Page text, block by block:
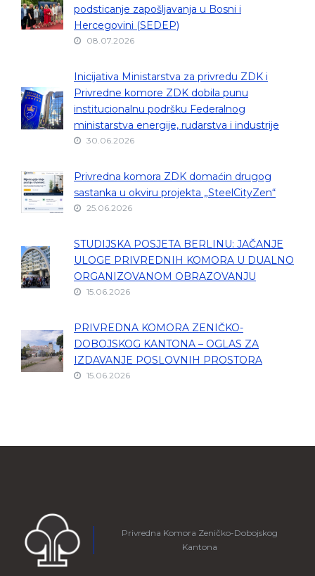
podsticanje zapošljavanja u Bosni i
Hercegovini (SEDEP)
08.07.2026
Inicijativa Ministarstva za privredu ZDK i
Privredne komore ZDK dobila punu
institucionalnu podršku Federalnog
ministarstva energije, rudarstva i industrije
30.06.2026
Privredna komora ZDK domaćin drugog
sastanka u okviru projekta „SteelCityZen“
25.06.2026
STUDIJSKA POSJETA BERLINU: JAČANJE
ULOGE PRIVREDNIH KOMORA U DUALNO
ORGANIZOVANOM OBRAZOVANJU
15.06.2026
PRIVREDNA KOMORA ZENIČKO-
DOBOJSKOG KANTONA – OGLAS ZA
IZDAVANJE POSLOVNIH PROSTORA
15.06.2026
Privredna Komora Zeničko-Dobojskog
Kantona